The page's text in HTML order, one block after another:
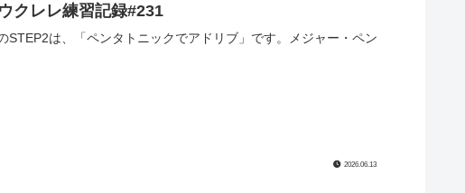
レレ練習記録#231
は、「ペンタトニックでアドリブ」です。メジャー・ペン
2026.06.13